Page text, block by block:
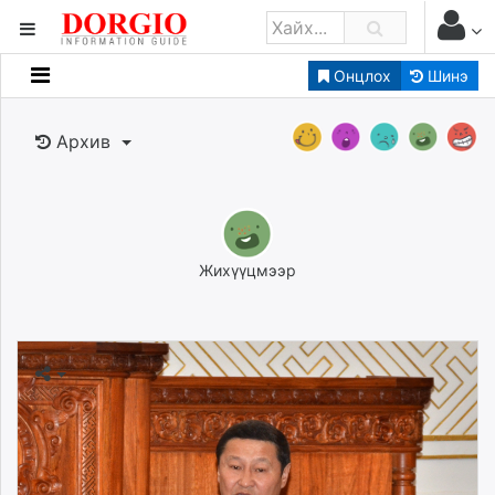
Онцлох Шинэ
Мэдээллийн
Банк санхүү
Gogo.mn
caak.mn
news.mn
zindaa.mn
Baabar.mn
tovch.mn
Архив
Жихүүцмээр